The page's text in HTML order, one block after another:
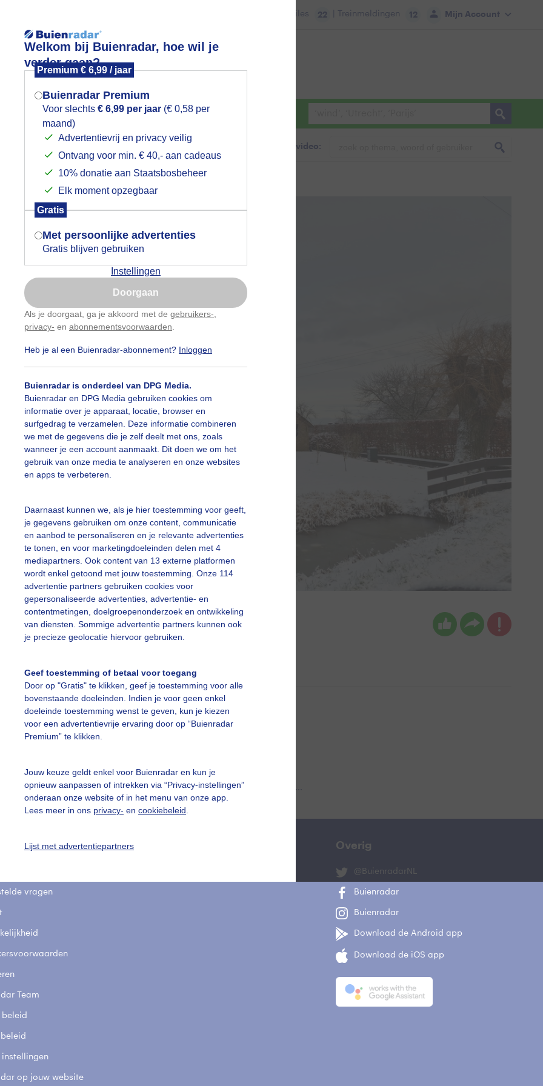
Welkom bij Buienradar, hoe wil je
verder gaan?
Premium € 6,99 / jaar
Buienradar Premium
Voor slechts € 6,99 per jaar (€ 0,58 per
maand)
Advertentievrij en privacy veilig
Ontvang voor min. € 40,- aan cadeaus
10% donatie aan Staatsbosbeheer
Elk moment opzegbaar
Gratis
Met persoonlijke advertenties
Gratis blijven gebruiken
Instellingen
Doorgaan
Als je doorgaat, ga je akkoord met de gebruikers-
privacy- en abonnementsvoorwaarden
Heb je al een Buienradar-abonnement? Inloggen
Buienradar is onderdeel van DPG Media.
Buienradar en DPG Media gebruiken cookies om
informatie over je apparaat, locatie, browser en
surfgedrag te verzamelen. Deze informatie combineren
we met de gegevens die je zelf deelt met ons, zoals
wanneer je een account aanmaakt. Dit doen we om het
gebruik van onze media te analyseren en onze websites
en apps te verbeteren.
Daarnaast kunnen we, als je hier toestemming voor geeft,
je gegevens gebruiken om onze content, communicatie
en aanbod te personaliseren en je relevante advertenties
te tonen, en voor marketingdoeleinden delen met 4
mediapartners. Ook content van 13 externe platformen
wordt enkel getoond met jouw toestemming. Onze 114
advertentie partners gebruiken cookies voor
gepersonaliseerde advertenties, advertentie- en
contentmetingen, doelgroepenonderzoek en ontwikkeling
van diensten. Sommige advertentie partners kunnen ook
je precieze geolocatie hiervoor gebruiken.
Geef toestemming of betaal voor toegang
Door op "Gratis" te klikken, geef je toestemming voor alle
bovenstaande doeleinden. Indien je voor geen enkel
doeleinde toestemming wenst te geven, kun je kiezen
voor een advertentievrije ervaring door op “Buienradar
Premium” te klikken.
Jouw keuze geldt enkel voor Buienradar en kun je
opnieuw aanpassen of intrekken via “Privacy-instellingen”
onderaan onze website of in het menu van onze app.
Lees meer in ons privacy- en cookiebeleid
Lijst met advertentiepartners
Mijn Account
Files 22 | Treinmeldingen 12
Foto en video Weerzine
Zoeken in foto & video:
Dilia van Zon Gemaakt: 16-01-2024, 127x bekeken
slideshow
Een moment geduld aub...
vragen
Team
beleid
instellingen
op jouw website
Overig
@BuienradarNL
Buienradar
Buienradar
Download de Android app
Download de iOS app
Mogen we je locatie gebruiken voor
het weer?
Indien je hier nog geen akkoord op hebt
gegeven, verschijnt er zo een pop-up uit
je browser waarin deze toestemming
gevraagd wordt.
Is goed, toon de popup
Nu niet, misschien later
Gebruik je Safari en wil je niet elke dag deze pop-up
Klikhierom dit aan te passen